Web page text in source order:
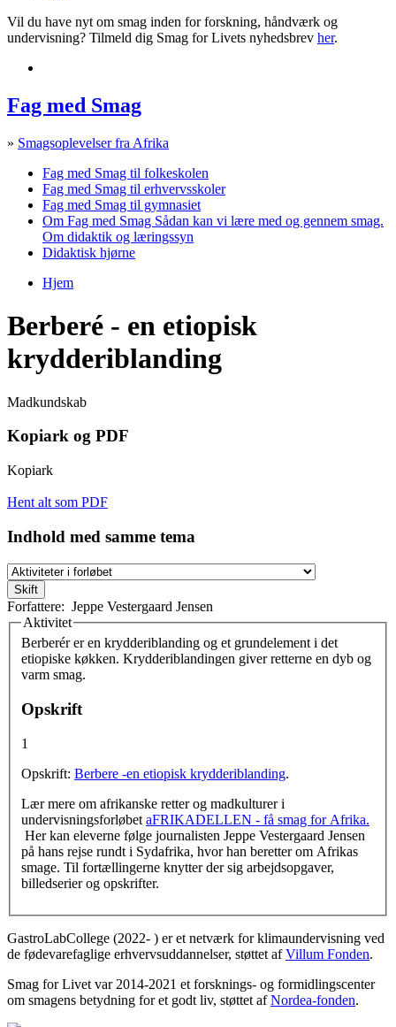
Vil du have nyt om smag inden for forskning, håndværk og
undervisning? Tilmeld dig Smag for Livets nyhedsbrev her.
Fag med Smag
» Smagsoplevelser fra Afrika
Fag med Smag til folkeskolen
Fag med Smag til erhvervsskoler
Fag med Smag til gymnasiet
Om Fag med Smag Sådan kan vi lære med og gennem smag.
Om didaktik og læringssyn
Didaktisk hjørne
Hjem
Berberé - en etiopisk
krydderiblanding
Madkundskab
Kopiark og PDF
Kopiark
Hent alt som PDF
Indhold med samme tema
Forfattere: Jeppe Vestergaard Jensen
Vertikale faneblade
Aktivitet
Berberér er en krydderiblanding og et grundelement i det
etiopiske køkken. Krydderiblandingen giver retterne en dyb og
varm smag.
Opskrift
1
Opskrift: Berbere -en etiopisk krydderiblanding.
Lær mere om afrikanske retter og madkulturer i
undervisningsforløbet aFRIKADELLEN - få smag for Afrika.
Her kan eleverne følge journalisten Jeppe Vestergaard Jensen
på hans rejse rundt i Sydafrika, hvor han beretter om Afrikas
smage. Til fortællingerne knytter der sig arbejdsopgaver,
billedserier og opskrifter.
GastroLabCollege (2022- ) er et netværk for klimaundervisning ved
de fødevarefaglige erhvervsuddannelser, støttet afVillum Fonden.
Smag for Livet var 2014-2021 et forsknings- og formidlingscenter
om smagens betydning for et godt liv, støttet afNordea-fonden.